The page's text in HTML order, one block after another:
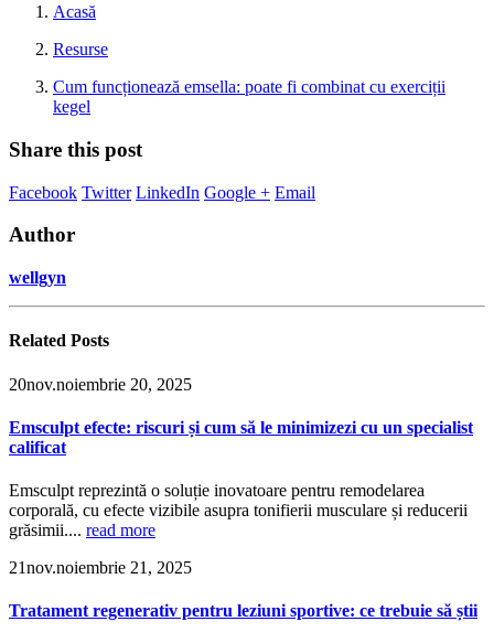
Acasă
Resurse
Cum funcționează emsella: poate fi combinat cu exerciții
kegel
Share this post
Facebook Twitter LinkedIn Google + Email
Author
wellgyn
Related Posts
20nov.noiembrie 20, 2025
Emsculpt efecte: riscuri și cum să le minimizezi cu un specialist
calificat
Emsculpt reprezintă o soluție inovatoare pentru remodelarea
corporală, cu efecte vizibile asupra tonifierii musculare și reducerii
grăsimii.... read more
21nov.noiembrie 21, 2025
Tratament regenerativ pentru leziuni sportive: ce trebuie să știi